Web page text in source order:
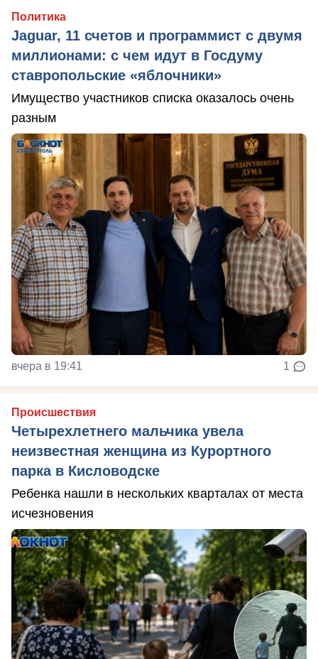
Политика
Jaguar, 11 счетов и программист с двумя
миллионами: с чем идут в Госдуму
ставропольские «яблочники»
Имущество участников списка оказалось очень
разным
вчера в 19:41 1
Происшествия
Четырехлетнего мальчика увела
неизвестная женщина из Курортного
парка в Кисловодске
Ребенка нашли в нескольких кварталах от места
исчезновения